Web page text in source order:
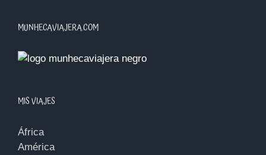
MUNHECAVIAJERA.COM
MIS VIAJES
África
América